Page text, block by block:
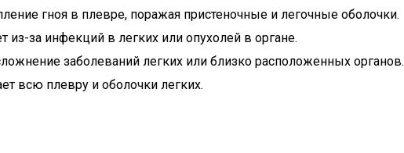
гноя в плевре, поражая пристеночные и легочные оболочки.
из-за инфекций в легких или опухолей в органе.
заболеваний легких или близко расположенных органов.
всю плевру и оболочки легких.